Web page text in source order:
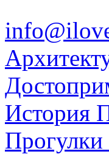
История
Прогулки